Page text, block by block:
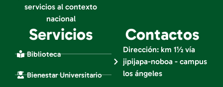
servicios al contexto
nacional
Servicios
Biblioteca
Bienestar Universitario
Contactos
Dirección: km 1½ vía
jipijapa-noboa - campus
los ángeles